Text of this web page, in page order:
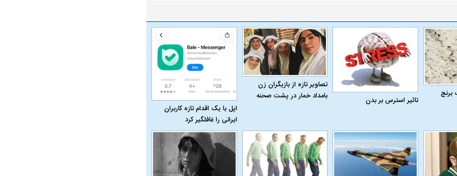
برنج
تاثیر استرس بر بدن
تصاویر تازه از بازیگران زن
بامداد خمار در پشت صحنه
اپل با یک اقدام تازه کاربران
ایرانی را غافلگیر کرد
دلیل علاقه برخی افراد به فال و طالع‌بینی
چیست؟